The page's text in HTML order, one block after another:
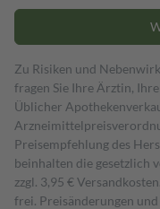
Zu Risiken und
fragen Sie Ihre Ärztin,
Üblicher
Preisempfehlung des
beinhalten die gesetzlich
zzgl. 3,95 €
frei. Preisänderungen